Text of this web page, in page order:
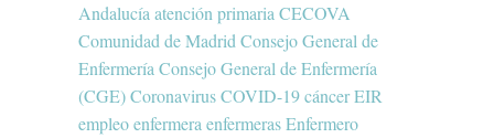
Andalucía atención primaria CECOVA
Comunidad de Madrid Consejo General de
Enfermería Consejo General de Enfermería
(CGE)CoronavirusCOVID-19cáncerEIR
empleoenfermera enfermerasEnfermero